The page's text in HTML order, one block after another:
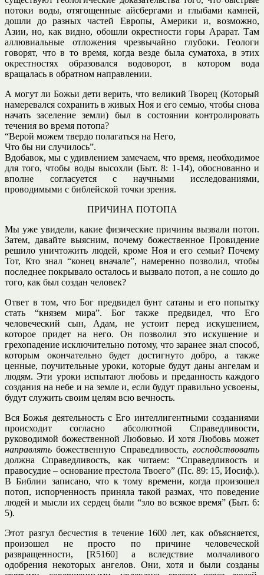
потоки воды, отягощенные айсбергами и глыбами камней,
дошли до разных частей Европы, Америки и, возможно,
Азии, но, как видно, обошли окрестности горы Арарат. Там
аллювиальные отложения чрезвычайно глубоки. Геологи
говорят, что в то время, когда везде была суматоха, в этих
окрестностях образовался водоворот, в котором вода
вращалась в обратном направлении.
А могут ли Божьи дети верить, что великий Творец (Который
намеревался сохранить в живых Ноя и его семью, чтобы снова
начать заселение земли) был в состоянии контролировать
течения во время потопа?
“Верой можем твердо полагаться на Него,
Что бы ни случилось”.
Вдобавок, мы с удивлением замечаем, что время, необходимое
для того, чтобы воды высохли (Быт. 8: 1-14), обоснованно и
вполне согласуется с научными исследованиями,
проводимыми с библейской точки зрения.
ПРИЧИНА ПОТОПА
Мы уже увидели, какие физические причины вызвали потоп.
Затем, давайте выясним, почему божественное Провидение
решило уничтожить людей, кроме Ноя и его семьи? Почему
Тот, Кто знал “конец вначале”, намеренно позволил, чтобы
последнее покрывало осталось и вызвало потоп, а не сошло до
того, как был создан человек?
Ответ в том, что Бог предвидел бунт сатаны и его попытку
стать “князем мира”. Бог также предвидел, что Его
человеческий сын, Адам, не устоит перед искушением,
которое придет на него. Он позволил это искушение и
грехопадение исключительно потому, что заранее знал способ,
которым окончательно будет достигнуто добро, а также
ценные, поучительные уроки, которые будут даны ангелам и
людям. Эти уроки испытают любовь и преданность каждого
создания на небе и на земле и, если будут правильно усвоены,
будут служить своим целям всю вечность.
Вся Божья деятельность с Его интеллигентными созданиями
происходит согласно абсолютной Справедливости,
руководимой божественной Любовью. И хотя Любовь может
направлять божественную Справедливость, господствовать
должна Справедливость, как читаем: “Справедливость и
правосудие – основание престола Твоего” (Пс. 89: 15, Иосиф.).
В Библии записано, что к тому времени, когда произошел
потоп, испорченность приняла такой размах, что поведение
людей и мысли их сердец были “зло во всякое время” (Быт. 6:
5).
Этот разгул бесчестия в течение 1600 лет, как объясняется,
произошел не просто по причине человеческой
развращенности, [R5160] а вследствие молчаливого
одобрения некоторых ангелов. Они, хотя и были созданы